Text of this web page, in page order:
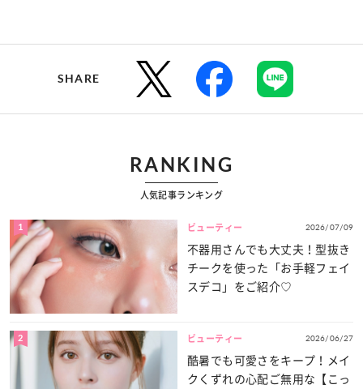
SHARE
RANKING
人気記事ランキング
1 ビューティー 2026/07/09
不器用さんでも大丈夫！型抜き
チークを使った「お手軽フェイ
スデコ」をご紹介♡
2 ビューティー 2026/06/27
酷暑でも可愛さをキープ！メイ
クくずれの心配ご無用な【こっ